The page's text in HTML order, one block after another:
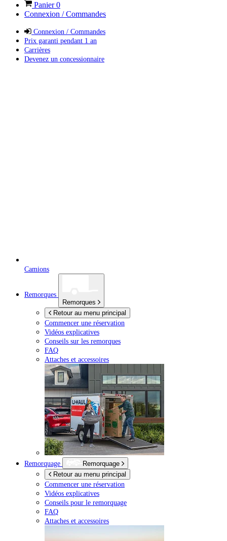
Panier0
Connexion / Commandes
Connexion / Commandes
Prix garanti pendant 1 an
Carrières
Devenez un concessionnaire
Camions
Remorques
Remorques
Retour au menu principal
Commencer une réservation
Vidéos explicatives
Conseils sur les remorques
FAQ
Attaches et accessoires
Remorquage
Remorquage
Retour au menu principal
Commencer une réservation
Vidéos explicatives
Conseils pour le remorquage
FAQ
Attaches et accessoires